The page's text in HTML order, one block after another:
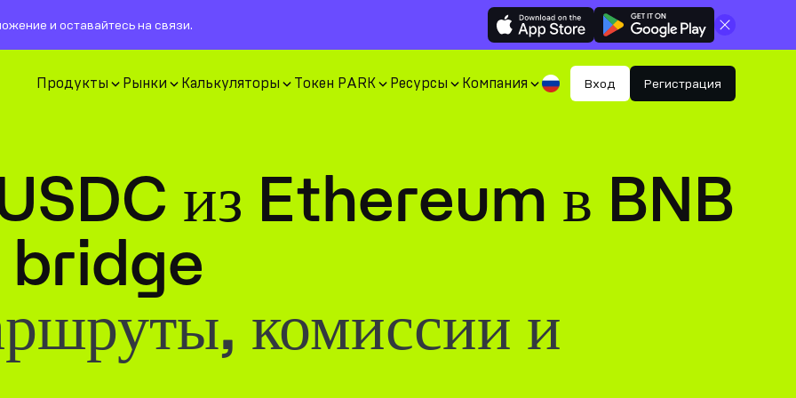
и оставайтесь на связи. Закрыть
Продукты Рынки Калькуляторы Токен PARK Ресурсы Компания Вход Регистрация
из Ethereum в BNB
bridge
комиссии и